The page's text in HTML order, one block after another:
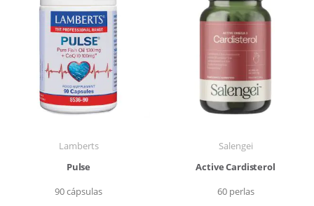
Lamberts
Pulse
90 cápsulas
Salengei
Active Cardisterol
60 perlas